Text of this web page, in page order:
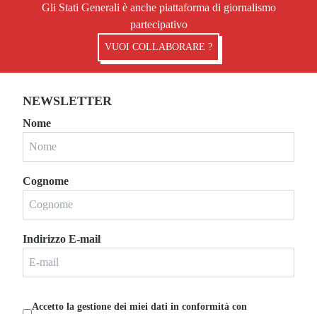
Gli Stati Generali è anche piattaforma di giornalismo
partecipativo
VUOI COLLABORARE ?
NEWSLETTER
Nome
Cognome
Indirizzo E-mail
Accetto la gestione dei miei dati in conformità con